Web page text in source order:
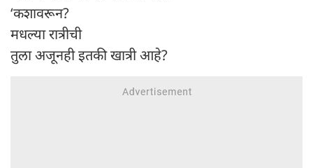
‘कशावरून?
मधल्या रात्रीची
तुला अजूनही इतकी खात्री आहे?